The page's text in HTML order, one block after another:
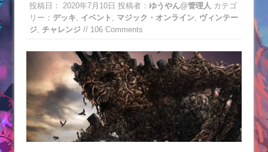
投稿日： 2020年7月10日 投稿者： ゆうやん@管理人 カテゴ
リー： デッキ イベント マジック・オンライン ヴィンテー
ジ チャレンジ // 106 Comments